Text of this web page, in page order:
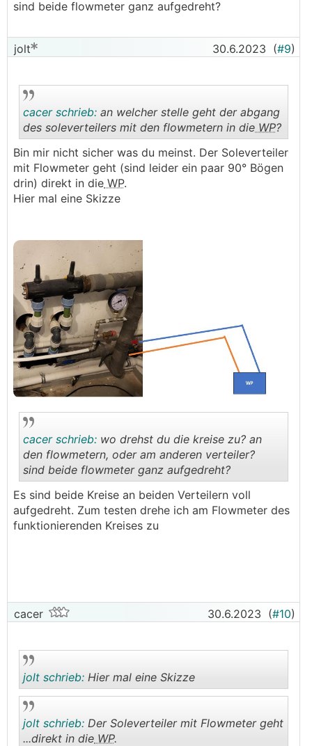
sind beide flowmeter ganz aufgedreht?
jolt 30.6.2023 (#9)
..
cacer schrieb: an welcher stelle geht der abgang
des soleverteilers mit den flowmetern in die WP?
Bin mir nicht sicher was du meinst. Der Soleverteiler
mit Flowmeter geht (sind leider ein paar 90° Bögen
drin) direkt in die WP.
Hier mal eine Skizze
..
cacer schrieb: wo drehst du die kreise zu? an
den flowmetern, oder am anderen verteiler?
sind beide flowmeter ganz aufgedreht?
Es sind beide Kreise an beiden Verteilern voll
aufgedreht. Zum testen drehe ich am Flowmeter des
funktionierenden Kreises zu
cacer 30.6.2023 (#10)
.
jolt schrieb: Hier mal eine Skizze
jolt schrieb: Der Soleverteiler mit Flowmeter geht
...direkt in die WP.